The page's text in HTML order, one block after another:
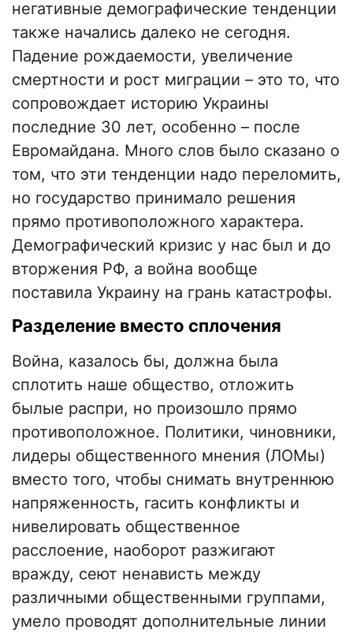
негативные демографические тенденции
также начались далеко не сегодня.
Падение рождаемости, увеличение
смертности и рост миграции – это то, что
сопровождает историю Украины
последние 30 лет, особенно – после
Евромайдана. Много слов было сказано о
том, что эти тенденции надо переломить,
но государство принимало решения
прямо противоположного характера.
Демографический кризис у нас был и до
вторжения РФ, а война вообще
поставила Украину на грань катастрофы.
Разделение вместо сплочения
Война, казалось бы, должна была
сплотить наше общество, отложить
былые распри, но произошло прямо
противоположное. Политики, чиновники,
лидеры общественного мнения (ЛОМы)
вместо того, чтобы снимать внутреннюю
напряженность, гасить конфликты и
нивелировать общественное
расслоение, наоборот разжигают
вражду, сеют ненависть между
различными общественными группами,
умело проводят дополнительные линии